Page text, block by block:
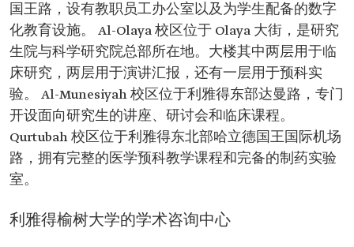
国王路，设有教职员工办公室以及为学生配备的数字
化教育设施。 Al-Olaya 校区位于 Olaya 大街，是研究
生院与科学研究院总部所在地。大楼其中两层用于临
床研究，两层用于演讲汇报，还有一层用于预科实
验。 Al-Munesiyah 校区位于利雅得东部达曼路，专门
开设面向研究生的讲座、研讨会和临床课程。
Qurtubah 校区位于利雅得东北部哈立德国王国际机场
路，拥有完整的医学预科教学课程和完备的制药实验
室。
利雅得榆树大学的学术咨询中心